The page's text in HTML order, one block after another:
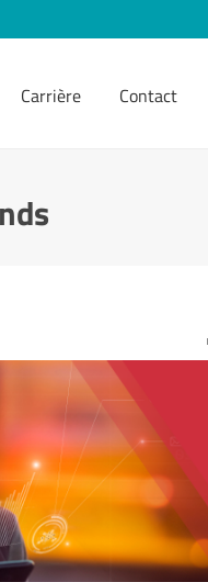
Carrière Contact